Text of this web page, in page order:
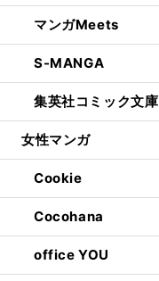
マンガMeets
S-MANGA
集英社コミック文庫
女性マンガ
Cookie
Cocohana
office YOU